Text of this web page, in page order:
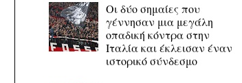
Οι δύο σημαίες που
γέννησαν μια μεγάλη
οπαδική κόντρα στην
Ιταλία και έκλεισαν έναν
ιστορικό σύνδεσμο